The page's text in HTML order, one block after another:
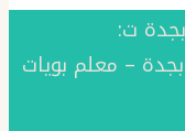
ت:
بجدة – معلم بويات